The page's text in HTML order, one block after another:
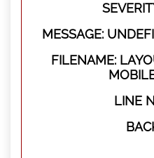
MESSAGE:
FILENAME:
LINE